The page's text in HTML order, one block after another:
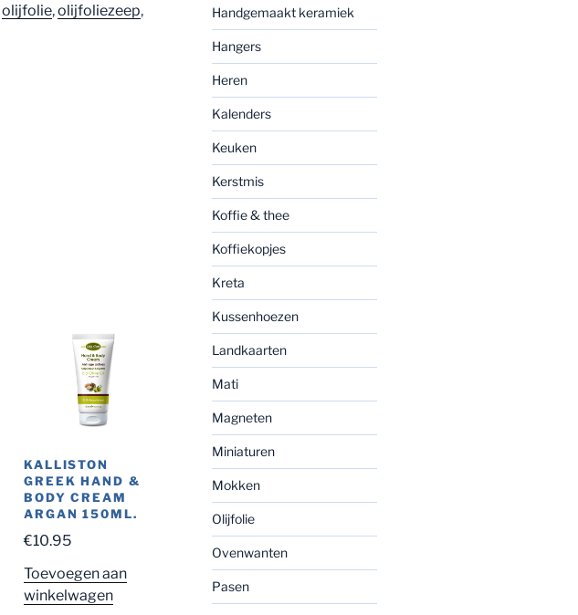
olijfolie,olijfoliezeep,
KALLISTON
GREEK HAND &
BODY CREAM
ARGAN 150ML.
€10.95
Toevoegen aan
winkelwagen
Handgemaakt keramiek
Hangers
Heren
Kalenders
Keuken
Kerstmis
Koffie & thee
Koffiekopjes
Kreta
Kussenhoezen
Landkaarten
Mati
Magneten
Miniaturen
Mokken
Olijfolie
Ovenwanten
Pasen